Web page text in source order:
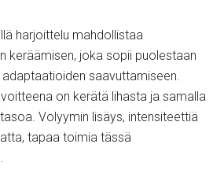
harjoittelu mahdollistaa
keräämisen, joka sopii puolestaan
adaptaatioiden saavuttamiseen.
on kerätä lihasta ja samalla
Volyymin lisäys, intensiteettiä
tapaa toimia tässä